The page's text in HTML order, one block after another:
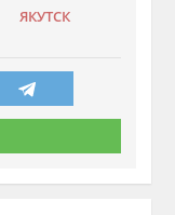
ЯКУТСК